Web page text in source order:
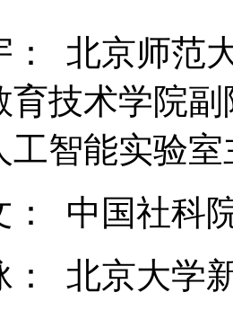
京师范大
育技术学院
工智能实验室
中国社科院
京大学新